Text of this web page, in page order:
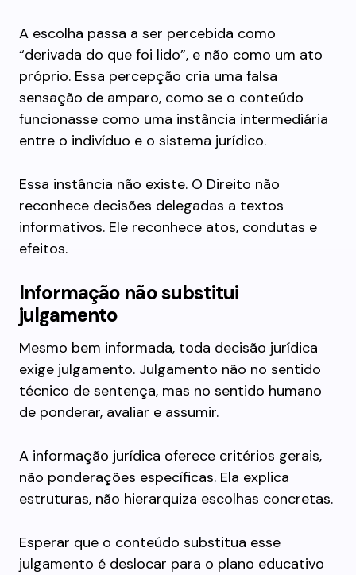
A escolha passa a ser percebida como
“derivada do que foi lido”, e não como um ato
próprio. Essa percepção cria uma falsa
sensação de amparo, como se o conteúdo
funcionasse como uma instância intermediária
entre o indivíduo e o sistema jurídico.
Essa instância não existe. O Direito não
reconhece decisões delegadas a textos
informativos. Ele reconhece atos, condutas e
efeitos.
Informação não substitui
julgamento
Mesmo bem informada, toda decisão jurídica
exige julgamento. Julgamento não no sentido
técnico de sentença, mas no sentido humano
de ponderar, avaliar e assumir.
A informação jurídica oferece critérios gerais,
não ponderações específicas. Ela explica
estruturas, não hierarquiza escolhas concretas.
Esperar que o conteúdo substitua esse
julgamento é deslocar para o plano educativo